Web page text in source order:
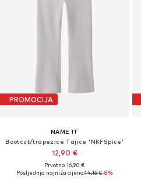
PROMOCIJA
NAME IT
Bootcut/trapezice Tajice 'NKFSpice'
12,90 €
Prvotno: 16,90 €
Posljednja najniža cijena:14,16 €-8%